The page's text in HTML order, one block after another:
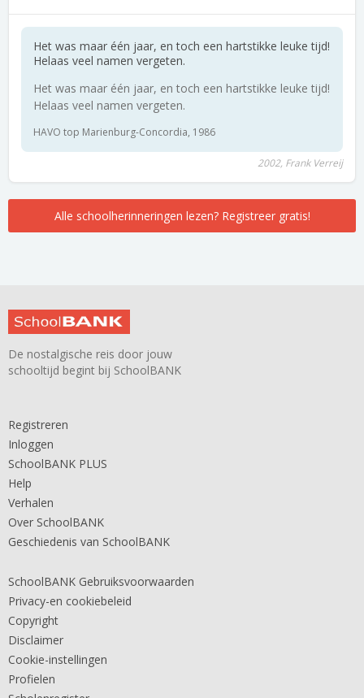
Het was maar één jaar, en toch een hartstikke leuke tijd!
Helaas veel namen vergeten.
Het was maar één jaar, en toch een hartstikke leuke tijd!
Helaas veel namen vergeten.
HAVO top Marienburg-Concordia, 1986
2002, Frank Verreij
Alle schoolherinneringen lezen? Registreer gratis!
De nostalgische reis door jouw
schooltijd begint bij SchoolBANK
Registreren
Inloggen
SchoolBANK PLUS
Help
Verhalen
Over SchoolBANK
Geschiedenis van SchoolBANK
SchoolBANK Gebruiksvoorwaarden
Privacy-en cookiebeleid
Copyright
Disclaimer
Cookie-instellingen
Profielen